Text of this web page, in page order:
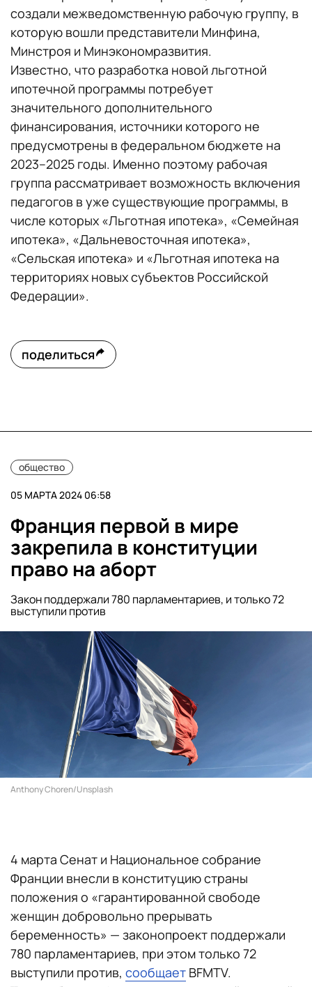
создали межведомственную рабочую группу, в
которую вошли представители Минфина,
Минстроя и Минэкономразвития.
Известно, что разработка новой льготной
ипотечной программы потребует
значительного дополнительного
финансирования, источники которого не
предусмотрены в федеральном бюджете на
2023–2025 годы. Именно поэтому рабочая
группа рассматривает возможность включения
педагогов в уже существующие программы, в
числе которых «Льготная ипотека», «Семейная
ипотека», «Дальневосточная ипотека»,
«Сельская ипотека» и «Льготная ипотека на
территориях новых субъектов Российской
Федерации».
поделиться
общество
05 МАРТА 2024 06:58
Франция первой в мире
закрепила в конституции
право на аборт
Закон поддержали 780 парламентариев, и только 72
выступили против
Anthony Choren/Unsplash
4 марта Сенат и Национальное собрание
Франции внесли в конституцию страны
положения о «гарантированной свободе
женщин добровольно прерывать
беременность» — законопроект поддержали
780 парламентариев, при этом только 72
выступили против, сообщает BFMTV.